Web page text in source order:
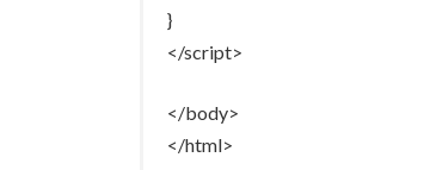
}
</script>
</body>
</html>